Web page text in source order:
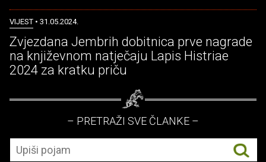
VIJEST • 31.05.2024.
Zvjezdana Jembrih dobitnica prve nagrade
na književnom natječaju Lapis Histriae
2024 za kratku priču
– PRETRAŽI SVE ČLANKE –